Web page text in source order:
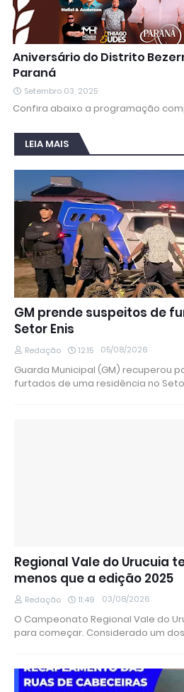
Aniversário do Distrito
Paraná
Setembro 03, 2025
Confira abaixo a programação
LEIA MAIS
GM prende suspeitos de
Setor Enis
Redação 12:15 05/08/2026
Guarda Municipal (GM) recuperou
furtados de uma residência no
Regional Vale do Urucuia
menos que a edição 2025
Redação 11:49 03/08/2026
O Campeonato Regional Vale do
para começar. Considerado um